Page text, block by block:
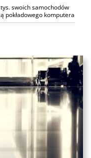
swoich samochodów
pokładowego komputera